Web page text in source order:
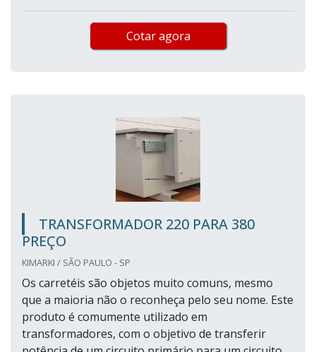
Cotar agora
TRANSFORMADOR 220 PARA 380
PREÇO
KIMARKI / SÃO PAULO - SP
Os carretéis são objetos muito comuns, mesmo
que a maioria não o reconheça pelo seu nome. Este
produto é comumente utilizado em
transformadores, com o objetivo de transferir